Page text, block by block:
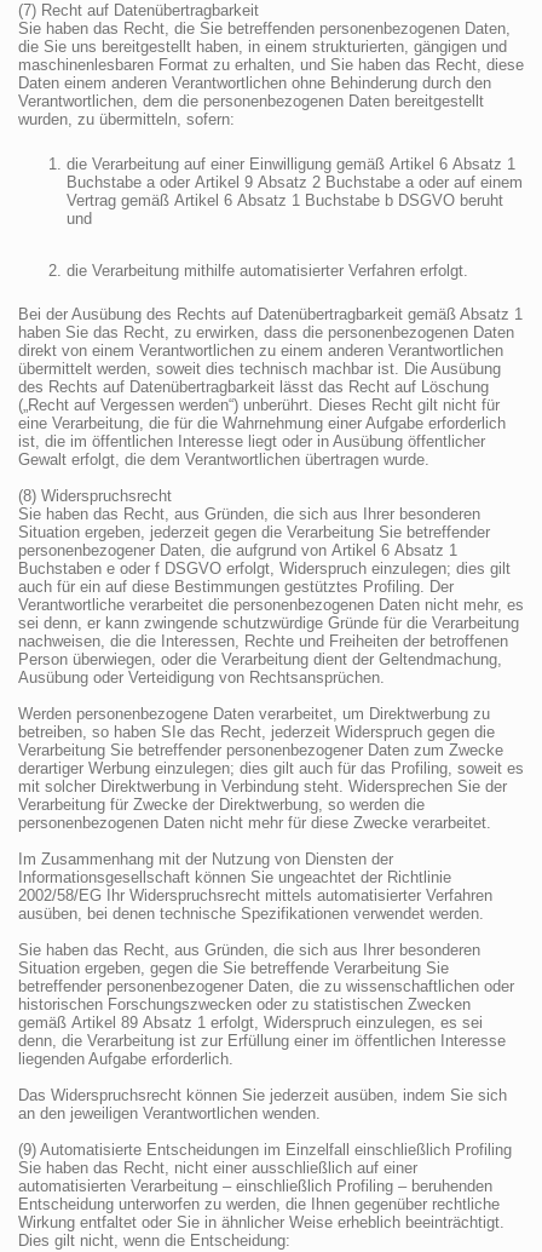
(7) Recht auf Datenübertragbarkeit
Sie haben das Recht, die Sie betreffenden personenbezogenen Daten,
die Sie uns bereitgestellt haben, in einem strukturierten, gängigen und
maschinenlesbaren Format zu erhalten, und Sie haben das Recht, diese
Daten einem anderen Verantwortlichen ohne Behinderung durch den
Verantwortlichen, dem die personenbezogenen Daten bereitgestellt
wurden, zu übermitteln, sofern:
die Verarbeitung auf einer Einwilligung gemäß Artikel 6 Absatz 1
Buchstabe a oder Artikel 9 Absatz 2 Buchstabe a oder auf einem
Vertrag gemäß Artikel 6 Absatz 1 Buchstabe b DSGVO beruht
und
die Verarbeitung mithilfe automatisierter Verfahren erfolgt.
Bei der Ausübung des Rechts auf Datenübertragbarkeit gemäß Absatz 1
haben Sie das Recht, zu erwirken, dass die personenbezogenen Daten
direkt von einem Verantwortlichen zu einem anderen Verantwortlichen
übermittelt werden, soweit dies technisch machbar ist. Die Ausübung
des Rechts auf Datenübertragbarkeit lässt das Recht auf Löschung
(„Recht auf Vergessen werden“) unberührt. Dieses Recht gilt nicht für
eine Verarbeitung, die für die Wahrnehmung einer Aufgabe erforderlich
ist, die im öffentlichen Interesse liegt oder in Ausübung öffentlicher
Gewalt erfolgt, die dem Verantwortlichen übertragen wurde.
(8) Widerspruchsrecht
Sie haben das Recht, aus Gründen, die sich aus Ihrer besonderen
Situation ergeben, jederzeit gegen die Verarbeitung Sie betreffender
personenbezogener Daten, die aufgrund von Artikel 6 Absatz 1
Buchstaben e oder f DSGVO erfolgt, Widerspruch einzulegen; dies gilt
auch für ein auf diese Bestimmungen gestütztes Profiling. Der
Verantwortliche verarbeitet die personenbezogenen Daten nicht mehr, es
sei denn, er kann zwingende schutzwürdige Gründe für die Verarbeitung
nachweisen, die die Interessen, Rechte und Freiheiten der betroffenen
Person überwiegen, oder die Verarbeitung dient der Geltendmachung,
Ausübung oder Verteidigung von Rechtsansprüchen.
Werden personenbezogene Daten verarbeitet, um Direktwerbung zu
betreiben, so haben SIe das Recht, jederzeit Widerspruch gegen die
Verarbeitung Sie betreffender personenbezogener Daten zum Zwecke
derartiger Werbung einzulegen; dies gilt auch für das Profiling, soweit es
mit solcher Direktwerbung in Verbindung steht. Widersprechen Sie der
Verarbeitung für Zwecke der Direktwerbung, so werden die
personenbezogenen Daten nicht mehr für diese Zwecke verarbeitet.
Im Zusammenhang mit der Nutzung von Diensten der
Informationsgesellschaft können Sie ungeachtet der Richtlinie
2002/58/EG Ihr Widerspruchsrecht mittels automatisierter Verfahren
ausüben, bei denen technische Spezifikationen verwendet werden.
Sie haben das Recht, aus Gründen, die sich aus Ihrer besonderen
Situation ergeben, gegen die Sie betreffende Verarbeitung Sie
betreffender personenbezogener Daten, die zu wissenschaftlichen oder
historischen Forschungszwecken oder zu statistischen Zwecken
gemäß Artikel 89 Absatz 1 erfolgt, Widerspruch einzulegen, es sei
denn, die Verarbeitung ist zur Erfüllung einer im öffentlichen Interesse
liegenden Aufgabe erforderlich.
Das Widerspruchsrecht können Sie jederzeit ausüben, indem Sie sich
an den jeweiligen Verantwortlichen wenden.
(9) Automatisierte Entscheidungen im Einzelfall einschließlich Profiling
Sie haben das Recht, nicht einer ausschließlich auf einer
automatisierten Verarbeitung – einschließlich Profiling – beruhenden
Entscheidung unterworfen zu werden, die Ihnen gegenüber rechtliche
Wirkung entfaltet oder Sie in ähnlicher Weise erheblich beeinträchtigt.
Dies gilt nicht, wenn die Entscheidung: